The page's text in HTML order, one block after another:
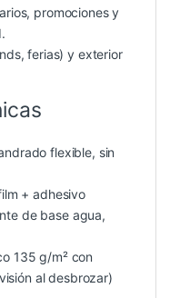
promociones y
ferias) y exterior
flexible, sin
+ adhesivo
de base agua,
135 g/m² con
al desbrozar)